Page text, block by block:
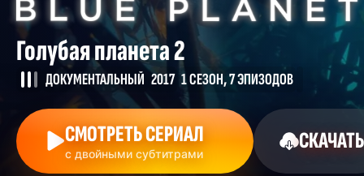
Голубая планета 2
ДОКУМЕНТАЛЬНЫЙ 2017 1 СЕЗОН, 7 ЭПИЗОДОВ
СМОТРЕТЬ СЕРИАЛ
с двойными субтитрами СКАЧАТЬ